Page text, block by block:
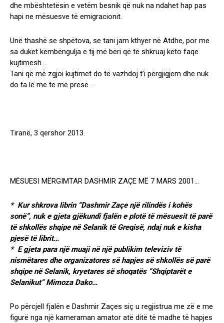
dhe mbështetësin e vetëm besnik që nuk na ndahet hap pas
hapi ne mësuesve të emigracionit.
Unë thashë se shpëtova, se tani jam kthyer në Atdhe, por me
sa duket këmbëngulja e tij më bëri që të shkruaj këto faqe
kujtimesh…
Tani që më zgjoi kujtimet do të vazhdoj t’i përgjigjem dhe nuk
do ta lë më të më presë…
Tiranë, 3 qershor 2013.
MËSUESI MËRGIMTAR DASHMIR ZAÇE MË 7 MARS 2001…
* Kur shkrova librin “Dashmir Zaçe një rilindës i kohës
sonë”, nuk e gjeta gjëkundi fjalën e plotë të mësuesit të parë
të shkollës shqipe në Selanik të Greqisë, ndaj nuk e kisha
pjesë të librit…
* E gjeta para një muaji në një publikim televiziv të
nismëtares dhe organizatores së hapjes së shkollës së parë
shqipe në Selanik, kryetares së shoqatës “Shqiptarët e
Selanikut” Mimoza Dako…
Po përcjell fjalën e Dashmir Zaçes siç u regjistrua me zë e me
figurë nga një kameraman amator atë ditë të madhe të hapjes